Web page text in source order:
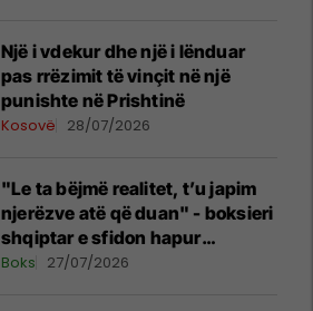
Një i vdekur dhe një i lënduar
pas rrëzimit të vinçit në një
punishte në Prishtinë
Kosovë 28/07/2026
"Le ta bëjmë realitet, t’u japim
njerëzve atë që duan" - boksieri
shqiptar e sfidon hapur
Anthony Joshuan
Boks 27/07/2026